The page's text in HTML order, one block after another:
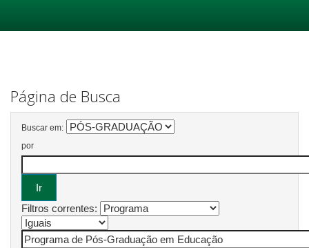
Página de Busca
Buscar em:
por
Filtros correntes: